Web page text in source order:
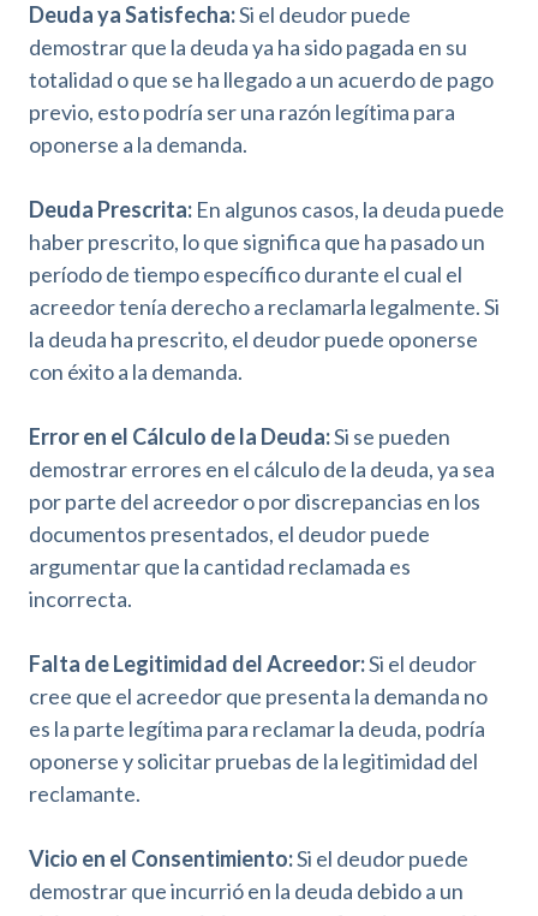
b
i
l
d
Deuda ya Satisfecha:Si el deudor puede
demostrar que la deuda ya ha sido pagada en su
totalidad o que se ha llegado a un acuerdo de pago
previo, esto podría ser una razón legítima para
oponerse a la demanda.
Deuda Prescrita: En algunos casos, la deuda puede
haber prescrito, lo que significa que ha pasado un
período de tiempo específico durante el cual el
acreedor tenía derecho a reclamarla legalmente. Si
la deuda ha prescrito, el deudor puede oponerse
con éxito a la demanda.
Error en el Cálculo de la Deuda:Si se pueden
demostrar errores en el cálculo de la deuda, ya sea
por parte del acreedor o por discrepancias en los
documentos presentados, el deudor puede
argumentar que la cantidad reclamada es
incorrecta.
Falta de Legitimidad del Acreedor:Si el deudor
cree que el acreedor que presenta la demanda no
es la parte legítima para reclamar la deuda, podría
oponerse y solicitar pruebas de la legitimidad del
reclamante.
Vicio en el Consentimiento:Si el deudor puede
demostrar que incurrió en la deuda debido a un